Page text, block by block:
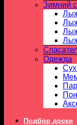
Зимний
Одежда
Подбор доски